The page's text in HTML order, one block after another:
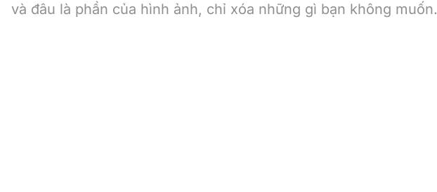
và đâu là phần của hình ảnh, chỉ xóa những gì bạn không muốn.